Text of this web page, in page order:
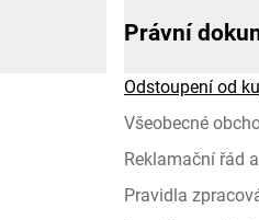
Právní
Odstoupení od
Všeobecné
Reklamační řád
Pravidla